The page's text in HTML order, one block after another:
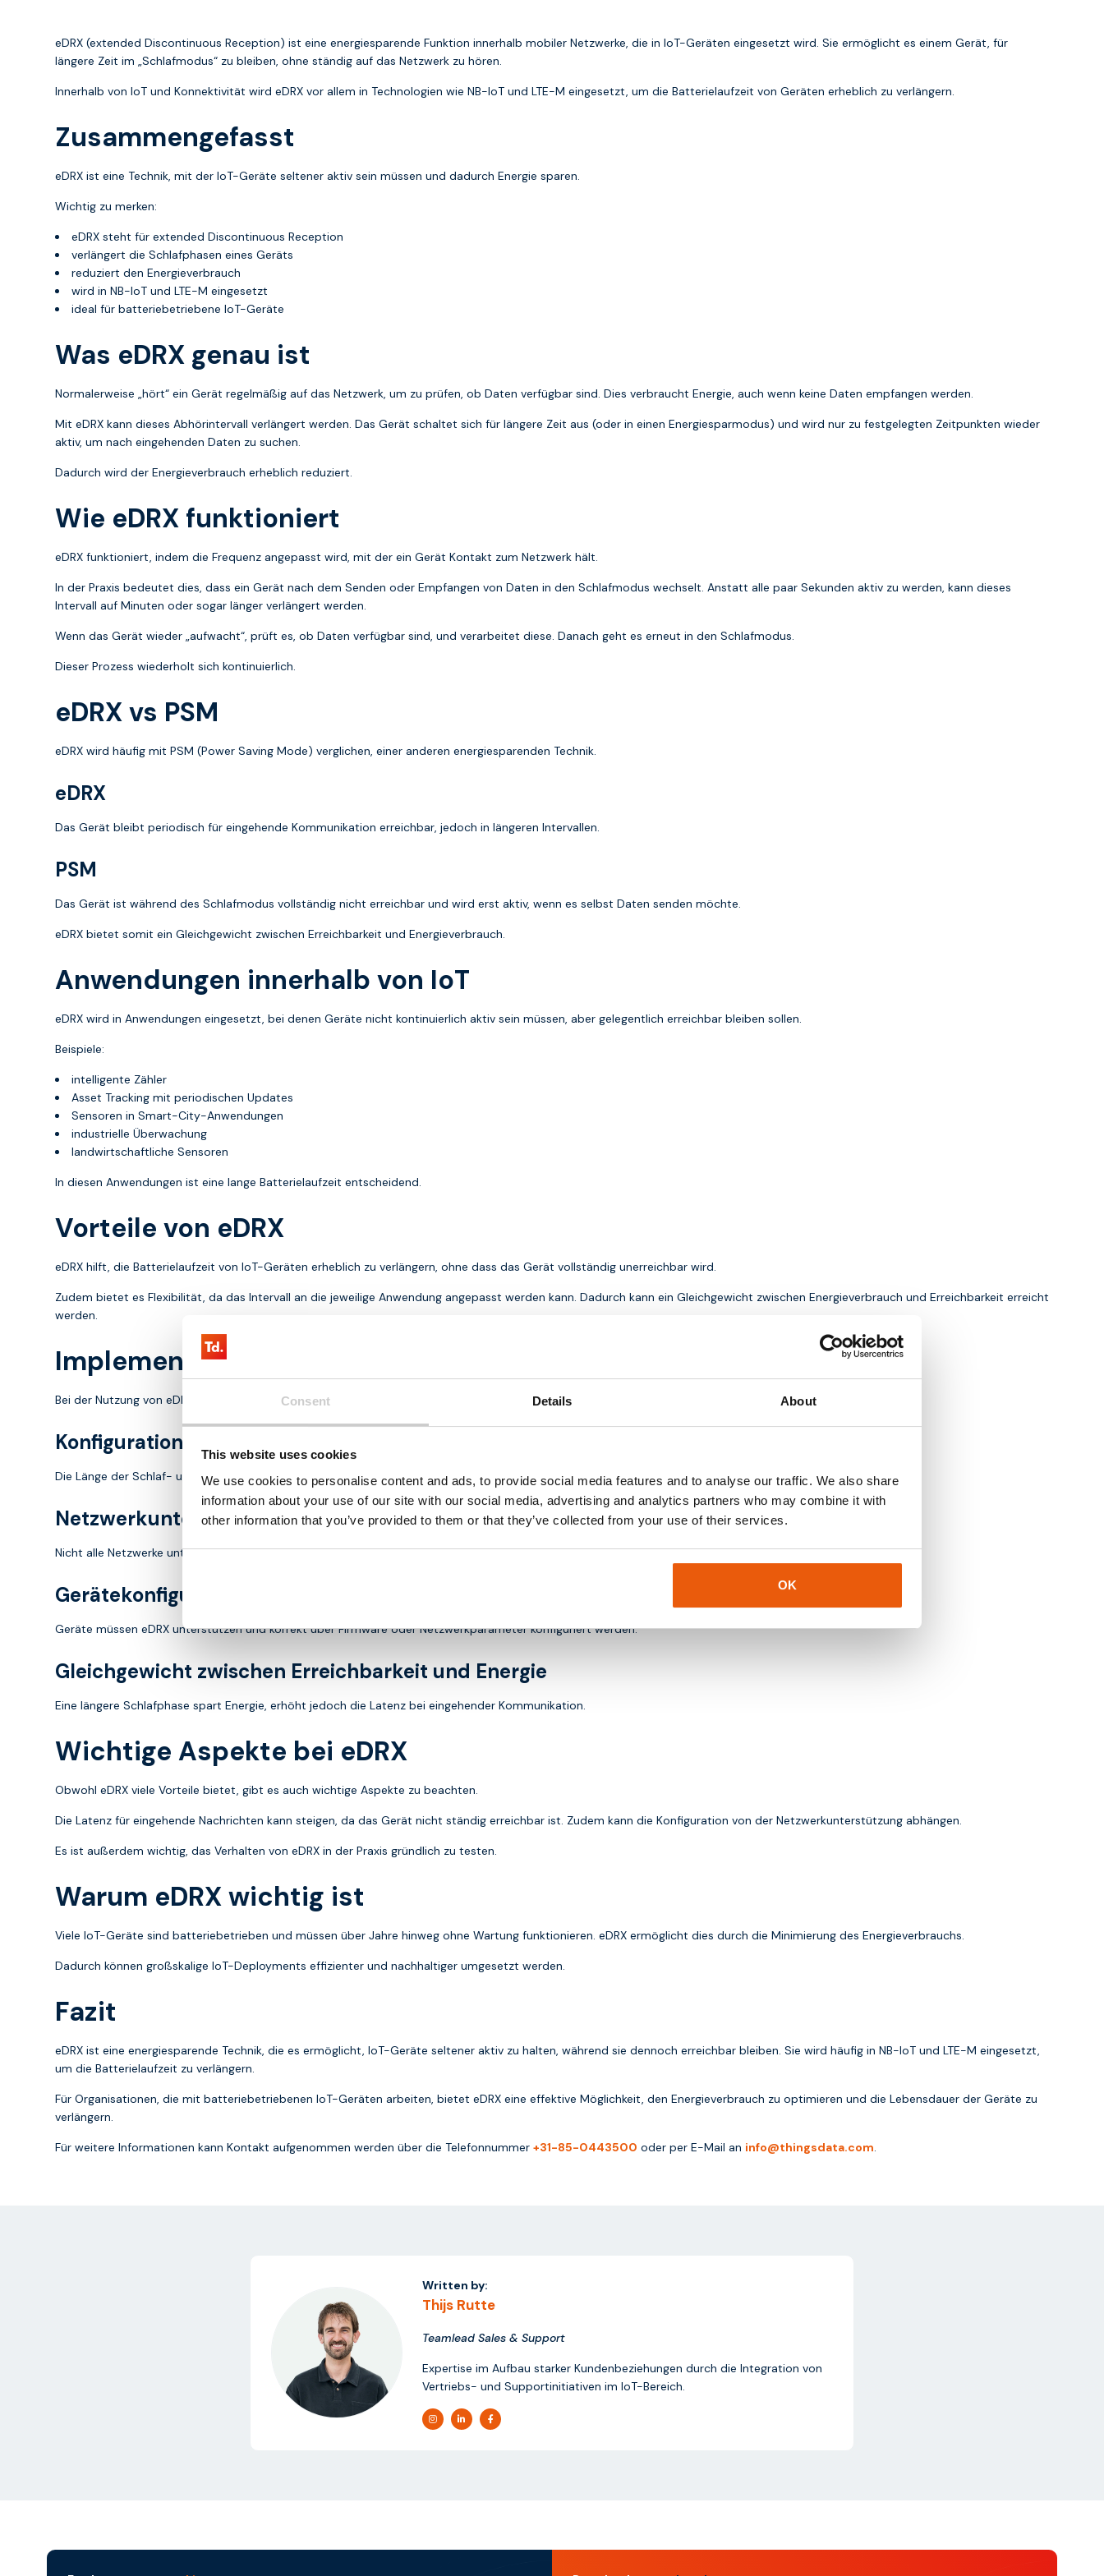
Consent Details About
This website uses cookies
We use cookies to personalise content and ads, to provide social media features and to analyse our traffic. We also share
information about your use of our site with our social media, advertising and analytics partners who may combine it with
other information that you’ve provided to them or that they’ve collected from your use of their services.
OK
eDRX (extended Discontinuous Reception) ist eine energiesparende Funktion innerhalb mobiler Netzwerke, die in IoT-Geräten eingesetzt wird. Sie ermöglicht es einem Gerät, für
längere Zeit im „Schlafmodus“ zu bleiben, ohne ständig auf das Netzwerk zu hören.
Innerhalb von IoT und Konnektivität wird eDRX vor allem in Technologien wie NB-IoT und LTE-M eingesetzt, um die Batterielaufzeit von Geräten erheblich zu verlängern.
Zusammengefasst
eDRX ist eine Technik, mit der IoT-Geräte seltener aktiv sein müssen und dadurch Energie sparen.
Wichtig zu merken:
eDRX steht für extended Discontinuous Reception
verlängert die Schlafphasen eines Geräts
reduziert den Energieverbrauch
wird in NB-IoT und LTE-M eingesetzt
ideal für batteriebetriebene IoT-Geräte
Was eDRX genau ist
Normalerweise „hört“ ein Gerät regelmäßig auf das Netzwerk, um zu prüfen, ob Daten verfügbar sind. Dies verbraucht Energie, auch wenn keine Daten empfangen werden.
Mit eDRX kann dieses Abhörintervall verlängert werden. Das Gerät schaltet sich für längere Zeit aus (oder in einen Energiesparmodus) und wird nur zu festgelegten Zeitpunkten wieder
aktiv, um nach eingehenden Daten zu suchen.
Dadurch wird der Energieverbrauch erheblich reduziert.
Wie eDRX funktioniert
eDRX funktioniert, indem die Frequenz angepasst wird, mit der ein Gerät Kontakt zum Netzwerk hält.
In der Praxis bedeutet dies, dass ein Gerät nach dem Senden oder Empfangen von Daten in den Schlafmodus wechselt. Anstatt alle paar Sekunden aktiv zu werden, kann dieses
Intervall auf Minuten oder sogar länger verlängert werden.
Wenn das Gerät wieder „aufwacht“, prüft es, ob Daten verfügbar sind, und verarbeitet diese. Danach geht es erneut in den Schlafmodus.
Dieser Prozess wiederholt sich kontinuierlich.
eDRX vs PSM
eDRX wird häufig mit PSM (Power Saving Mode) verglichen, einer anderen energiesparenden Technik.
eDRX
Das Gerät bleibt periodisch für eingehende Kommunikation erreichbar, jedoch in längeren Intervallen.
PSM
Das Gerät ist während des Schlafmodus vollständig nicht erreichbar und wird erst aktiv, wenn es selbst Daten senden möchte.
eDRX bietet somit ein Gleichgewicht zwischen Erreichbarkeit und Energieverbrauch.
Anwendungen innerhalb von IoT
eDRX wird in Anwendungen eingesetzt, bei denen Geräte nicht kontinuierlich aktiv sein müssen, aber gelegentlich erreichbar bleiben sollen.
Beispiele:
intelligente Zähler
Asset Tracking mit periodischen Updates
Sensoren in Smart-City-Anwendungen
industrielle Überwachung
landwirtschaftliche Sensoren
In diesen Anwendungen ist eine lange Batterielaufzeit entscheidend.
Vorteile von eDRX
eDRX hilft, die Batterielaufzeit von IoT-Geräten erheblich zu verlängern, ohne dass das Gerät vollständig unerreichbar wird.
Zudem bietet es Flexibilität, da das Intervall an die jeweilige Anwendung angepasst werden kann. Dadurch kann ein Gleichgewicht zwischen Energieverbrauch und Erreichbarkeit erreicht
werden.
Implementierung von eDRX in IoT-Lösungen
Bei der Nutzung von eDRX ist es wichtig, die richtigen Einstellungen zu wählen.
Konfiguration der Intervalle
Die Länge der Schlaf- und Abhörzyklen muss darauf abgestimmt werden, wie häufig Kommunikation erforderlich ist.
Netzwerkunterstützung
Nicht alle Netzwerke unterstützen eDRX auf die gleiche Weise, daher ist Kompatibilität wichtig.
Gerätekonfiguration
Geräte müssen eDRX unterstützen und korrekt über Firmware oder Netzwerkparameter konfiguriert werden.
Gleichgewicht zwischen Erreichbarkeit und Energie
Eine längere Schlafphase spart Energie, erhöht jedoch die Latenz bei eingehender Kommunikation.
Wichtige Aspekte bei eDRX
Obwohl eDRX viele Vorteile bietet, gibt es auch wichtige Aspekte zu beachten.
Die Latenz für eingehende Nachrichten kann steigen, da das Gerät nicht ständig erreichbar ist. Zudem kann die Konfiguration von der Netzwerkunterstützung abhängen.
Es ist außerdem wichtig, das Verhalten von eDRX in der Praxis gründlich zu testen.
Warum eDRX wichtig ist
Viele IoT-Geräte sind batteriebetrieben und müssen über Jahre hinweg ohne Wartung funktionieren. eDRX ermöglicht dies durch die Minimierung des Energieverbrauchs.
Dadurch können großskalige IoT-Deployments effizienter und nachhaltiger umgesetzt werden.
Fazit
eDRX ist eine energiesparende Technik, die es ermöglicht, IoT-Geräte seltener aktiv zu halten, während sie dennoch erreichbar bleiben. Sie wird häufig in NB-IoT und LTE-M eingesetzt,
um die Batterielaufzeit zu verlängern.
Für Organisationen, die mit batteriebetriebenen IoT-Geräten arbeiten, bietet eDRX eine effektive Möglichkeit, den Energieverbrauch zu optimieren und die Lebensdauer der Geräte zu
verlängern.
Für weitere Informationen kann Kontakt aufgenommen werden über die Telefonnummer +31-85-0443500 oder per E-Mail an info@thingsdata.com.
Written by:
Thijs Rutte
Teamlead Sales & Support
Expertise im Aufbau starker Kundenbeziehungen durch die Integration von
Vertriebs- und Supportinitiativen im IoT-Bereich.